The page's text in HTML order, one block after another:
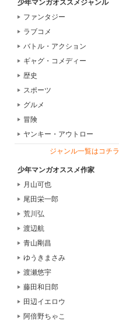
少年マンガオススメジャンル
ファンタジー
ラブコメ
バトル・アクション
ギャグ・コメディー
歴史
スポーツ
グルメ
冒険
ヤンキー・アウトロー
ジャンル一覧はコチラ
少年マンガオススメ作家
月山可也
尾田栄一郎
荒川弘
渡辺航
青山剛昌
ゆうきまさみ
渡瀬悠宇
藤田和日郎
田辺イエロウ
阿倍野ちゃこ